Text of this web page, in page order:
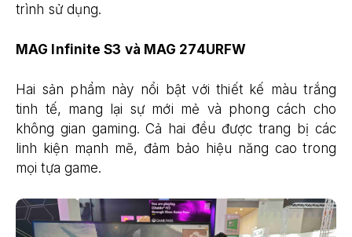
trình sử dụng.
MAG Infinite S3 và MAG 274URFW
Hai sản phẩm này nổi bật với thiết kế màu trắng
tinh tế, mang lại sự mới mẻ và phong cách cho
không gian gaming. Cả hai đều được trang bị các
linh kiện mạnh mẽ, đảm bảo hiệu năng cao trong
mọi tựa game.